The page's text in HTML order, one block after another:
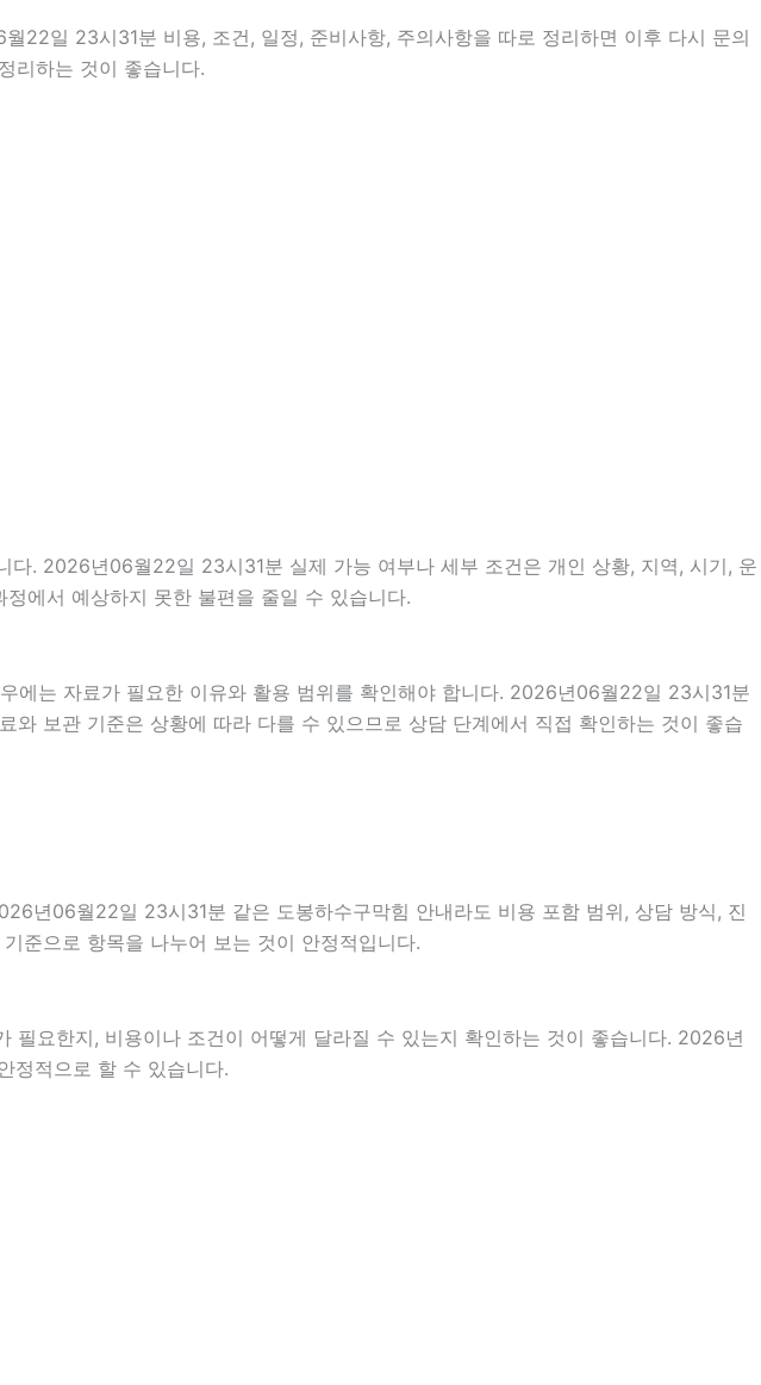
22일 23시31분 비용, 조건, 일정, 준비사항, 주의사항을 따로 정리하면 이후 다시 문의
리하는 것이 좋습니다.
. 2026년06월22일 23시31분 실제 가능 여부나 세부 조건은 개인 상황, 지역, 시기, 운
에서 예상하지 못한 불편을 줄일 수 있습니다.
에는 자료가 필요한 이유와 활용 범위를 확인해야 합니다. 2026년06월22일 23시31분
와 보관 기준은 상황에 따라 다를 수 있으므로 상담 단계에서 직접 확인하는 것이 좋습
년06월22일 23시31분 같은 도봉하수구막힘 안내라도 비용 포함 범위, 상담 방식, 진
준으로 항목을 나누어 보는 것이 안정적입니다.
요한지, 비용이나 조건이 어떻게 달라질 수 있는지 확인하는 것이 좋습니다. 2026년
정적으로 할 수 있습니다.